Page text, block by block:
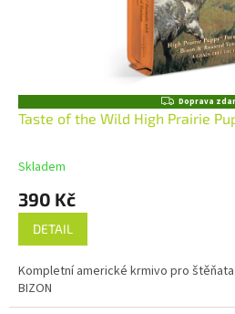
Z
D
A
Doprava
Taste of the Wild High Prairie
Skladem
390 Kč
DETAIL
Kompletní americké krmivo pro
BIZON